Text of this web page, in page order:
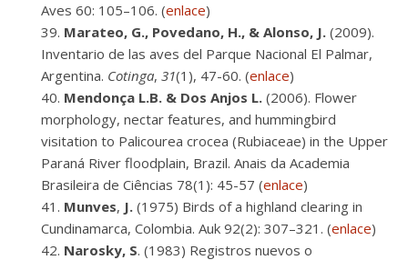
Aves 60: 105–106. (enlace)
Marateo, G., Povedano, H., & Alonso, J. (2009).
Inventario de las aves del Parque Nacional El Palmar,
Argentina. Cotinga, 31(1), 47-60. (enlace)
Mendonça L.B. & Dos Anjos L. (2006). Flower
morphology, nectar features, and hummingbird
visitation to Palicourea crocea (Rubiaceae) in the Upper
Paraná River floodplain, Brazil. Anais da Academia
Brasileira de Ciências 78(1): 45-57 (enlace)
Munves, J. (1975) Birds of a highland clearing in
Cundinamarca, Colombia. Auk 92(2): 307–321. (enlace)
Narosky, S. (1983) Registros nuevos o